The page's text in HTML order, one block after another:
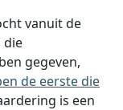
vanuit de
die
gegeven,
de eerste die
is een